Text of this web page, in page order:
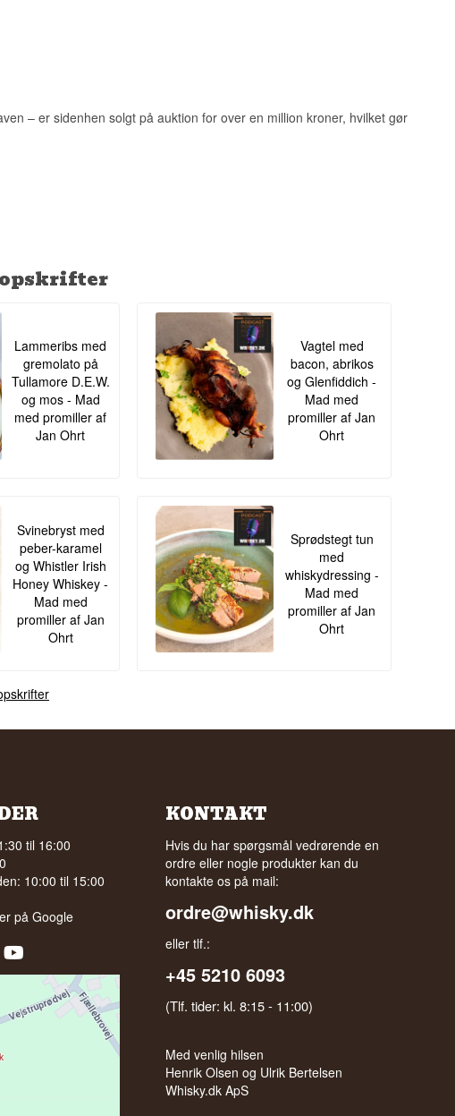
– er sidenhen solgt på auktion for over en million kroner, hvilket gør
Lammeribs med
gremolato på
Tullamore D.E.W.
og mos - Mad
med promiller af
Jan Ohrt
Vagtel med
bacon, abrikos
og Glenfiddich -
Mad med
promiller af Jan
Ohrt
Svinebryst med
peber-karamel
og Whistler Irish
Honey Whiskey -
Mad med
promiller af Jan
Ohrt
Sprødstegt tun
med
whiskydressing -
Mad med
promiller af Jan
Ohrt
til 16:00
10:00 til 15:00
på Google
KONTAKT
Hvis du har spørgsmål vedrørende en
ordre eller nogle produkter kan du
kontakte os på mail:
ordre@whisky.dk
eller tlf.:
+45 5210 6093
(Tlf. tider: kl. 8:15 - 11:00)
Med venlig hilsen
Henrik Olsen og Ulrik Bertelsen
Whisky.dk ApS